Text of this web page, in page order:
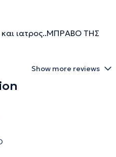
και ιατρος..ΜΠΡΑΒΟ ΤΗΣ
Show more reviews